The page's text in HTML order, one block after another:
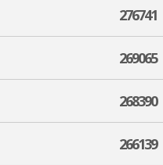
276741
269065
268390
266139